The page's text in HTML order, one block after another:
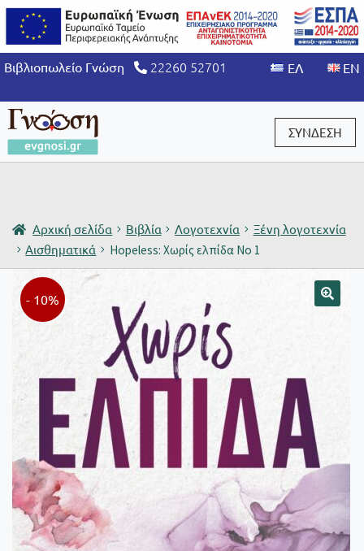
Βιβλιοπωλείο Γνώση 22260 52701
ΣΥΝΔΕΣΗ
Αρχική σελίδα Βιβλία Λογοτεχνία
Ξένη λογοτεχνία
Αισθηματικά
Hopeless: Χωρίς ελπίδα No 1
- 10%